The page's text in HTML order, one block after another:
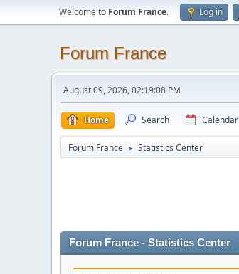
Welcome to Forum France. Log in
Forum France
August 09, 2026, 02:19:08 PM
Home Search Calendar
Forum France ► Statistics Center
Forum France - Statistics Center